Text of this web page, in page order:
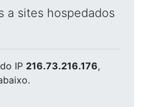
a sites hospedados
do IP 216.73.216.176,